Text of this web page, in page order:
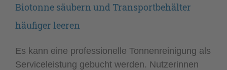
Biotonne säubern und Transportbehälter
häufiger leeren
Es kann eine professionelle Tonnenreinigung als
Serviceleistung gebucht werden. Nutzerinnen